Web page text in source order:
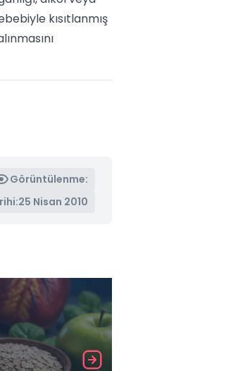
kısıtlanmış
Görüntülenme:
25 Nisan 2010